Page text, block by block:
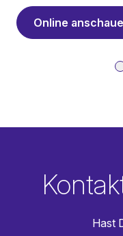
Online
Hast